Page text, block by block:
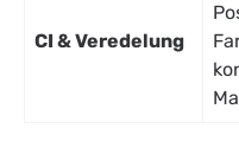
CI & Veredelung